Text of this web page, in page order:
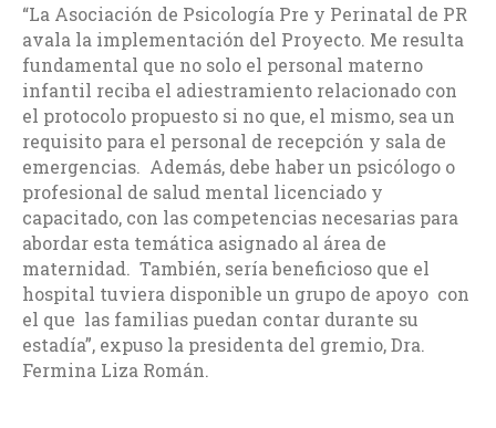
“La Asociación de Psicología Pre y Perinatal de PR
avala la implementación del Proyecto. Me resulta
fundamental que no solo el personal materno
infantil reciba el adiestramiento relacionado con
el protocolo propuesto si no que, el mismo, sea un
requisito para el personal de recepción y sala de
emergencias. Además, debe haber un psicólogo o
profesional de salud mental licenciado y
capacitado, con las competencias necesarias para
abordar esta temática asignado al área de
maternidad. También, sería beneficioso que el
hospital tuviera disponible un grupo de apoyo con
el que las familias puedan contar durante su
estadía”, expuso la presidenta del gremio, Dra.
Fermina Liza Román.